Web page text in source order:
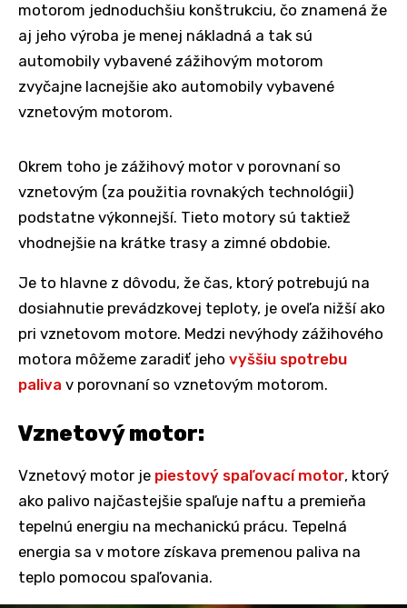
motorom jednoduchšiu konštrukciu, čo znamená že
aj jeho výroba je menej nákladná a tak sú
automobily vybavené zážihovým motorom
zvyčajne lacnejšie ako automobily vybavené
vznetovým motorom.
Okrem toho je zážihový motor v porovnaní so
vznetovým (za použitia rovnakých technológii)
podstatne výkonnejší. Tieto motory sú taktiež
vhodnejšie na krátke trasy a zimné obdobie.
Je to hlavne z dôvodu, že čas, ktorý potrebujú na
dosiahnutie prevádzkovej teploty, je oveľa nižší ako
pri vznetovom motore. Medzi nevýhody zážihového
motora môžeme zaradiť jeho vyššiu spotrebu
paliva v porovnaní so vznetovým motorom.
Vznetový motor:
Vznetový motor je piestový spaľovací motor, ktorý
ako palivo najčastejšie spaľuje naftu a premieňa
tepelnú energiu na mechanickú prácu. Tepelná
energia sa v motore získava premenou paliva na
teplo pomocou spaľovania.